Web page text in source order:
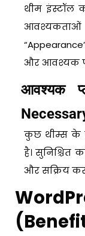
थीम इंस्टॉल
और आवश्यक
आवश्यक
कुछ थीम्स के
है।
और सक्रिय